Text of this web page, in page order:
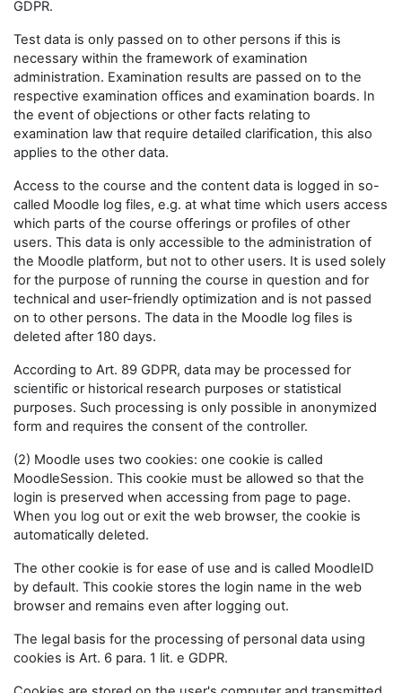
GDPR.
Test data is only passed on to other persons if this is
necessary within the framework of examination
administration. Examination results are passed on to the
respective examination offices and examination boards. In
the event of objections or other facts relating to
examination law that require detailed clarification, this also
applies to the other data.
Access to the course and the content data is logged in so-
called Moodle log files, e.g. at what time which users access
which parts of the course offerings or profiles of other
users. This data is only accessible to the administration of
the Moodle platform, but not to other users. It is used solely
for the purpose of running the course in question and for
technical and user-friendly optimization and is not passed
on to other persons. The data in the Moodle log files is
deleted after 180 days.
According to Art. 89 GDPR, data may be processed for
scientific or historical research purposes or statistical
purposes. Such processing is only possible in anonymized
form and requires the consent of the controller.
(2) Moodle uses two cookies: one cookie is called
MoodleSession. This cookie must be allowed so that the
login is preserved when accessing from page to page.
When you log out or exit the web browser, the cookie is
automatically deleted.
The other cookie is for ease of use and is called MoodleID
by default. This cookie stores the login name in the web
browser and remains even after logging out.
The legal basis for the processing of personal data using
cookies is Art. 6 para. 1 lit. e GDPR.